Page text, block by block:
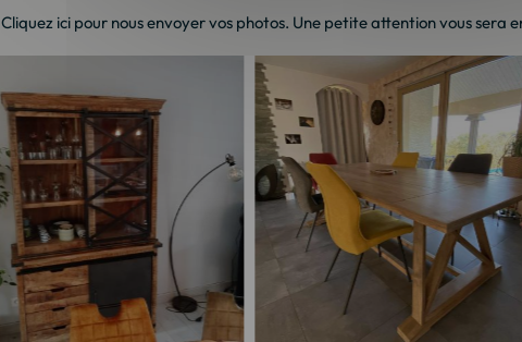
Cliquez ici pour nous envoyer vos photos. Une petite attention vous sera